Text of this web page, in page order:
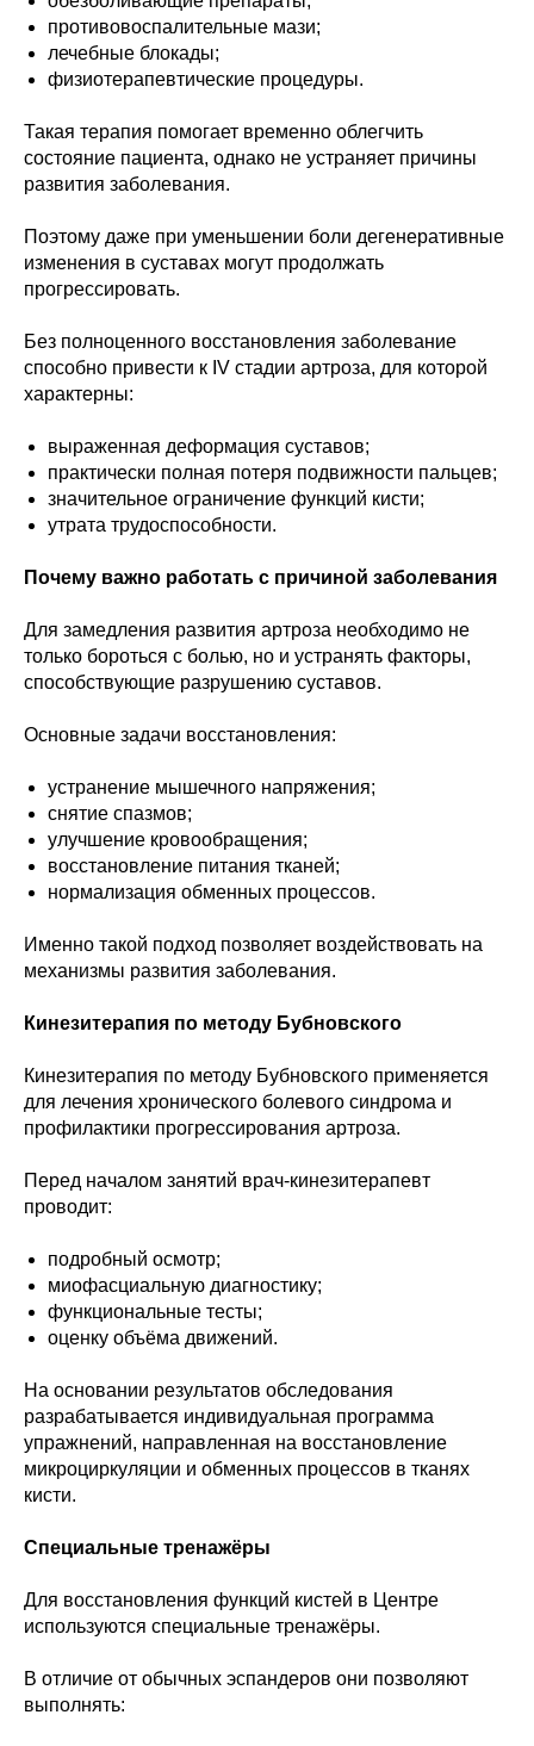
противовоспалительные мази;
лечебные блокады;
физиотерапевтические процедуры.
Такая терапия помогает временно облегчить
состояние пациента, однако не устраняет причины
развития заболевания.
Поэтому даже при уменьшении боли дегенеративные
изменения в суставах могут продолжать
прогрессировать.
Без полноценного восстановления заболевание
способно привести к IV стадии артроза, для которой
характерны:
выраженная деформация суставов;
практически полная потеря подвижности пальцев;
значительное ограничение функций кисти;
утрата трудоспособности.
Почему важно работать с причиной заболевания
Для замедления развития артроза необходимо не
только бороться с болью, но и устранять факторы,
способствующие разрушению суставов.
Основные задачи восстановления:
устранение мышечного напряжения;
снятие спазмов;
улучшение кровообращения;
восстановление питания тканей;
нормализация обменных процессов.
Именно такой подход позволяет воздействовать на
механизмы развития заболевания.
Кинезитерапия по методу Бубновского
Кинезитерапия по методу Бубновского применяется
для лечения хронического болевого синдрома и
профилактики прогрессирования артроза.
Перед началом занятий врач-кинезитерапевт
проводит:
подробный осмотр;
миофасциальную диагностику;
функциональные тесты;
оценку объёма движений.
На основании результатов обследования
разрабатывается индивидуальная программа
упражнений, направленная на восстановление
микроциркуляции и обменных процессов в тканях
кисти.
Специальные тренажёры
Для восстановления функций кистей в Центре
используются специальные тренажёры.
В отличие от обычных эспандеров они позволяют
выполнять: